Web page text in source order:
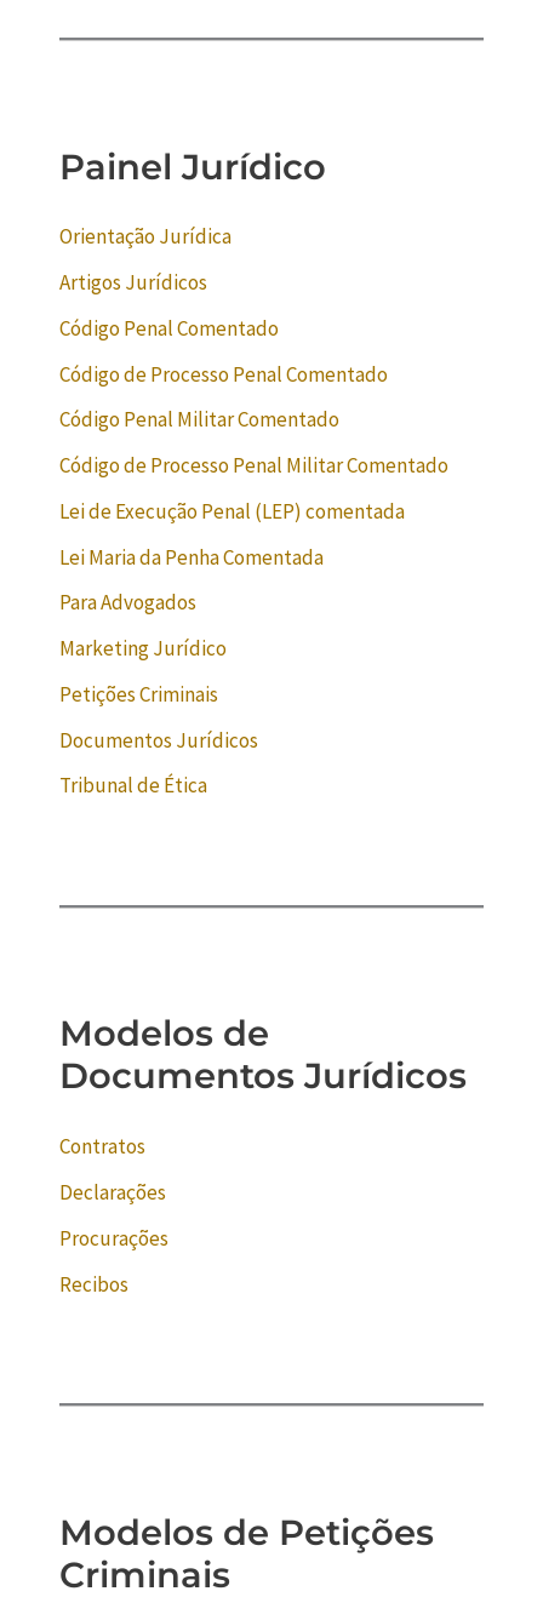
Painel Jurídico
Orientação Jurídica
Artigos Jurídicos
Código Penal Comentado
Código de Processo Penal Comentado
Código Penal Militar Comentado
Código de Processo Penal Militar Comentado
Lei de Execução Penal (LEP) comentada
Lei Maria da Penha Comentada
Para Advogados
Marketing Jurídico
Petições Criminais
Documentos Jurídicos
Tribunal de Ética
Modelos de
Documentos Jurídicos
Contratos
Declarações
Procurações
Recibos
Modelos de Petições
Criminais